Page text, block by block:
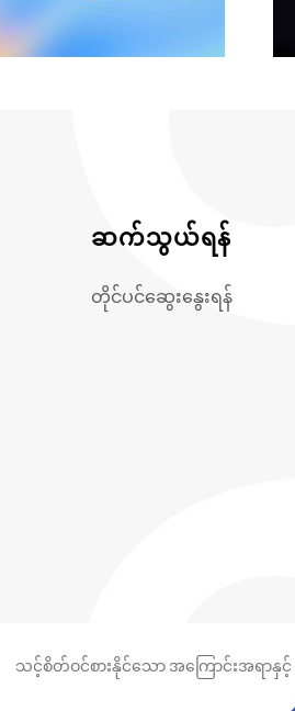
သင့်စိတ်ဝင်စားနိုင်သော အကြောင်းအရာနှင့်
ဆက်သွယ်ရန်
တိုင်ပင်ဆွေးနွေးရန်